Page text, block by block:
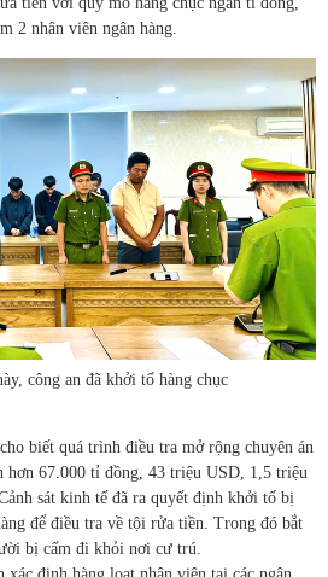
2 nhân viên ngân hàng.
công an đã khởi tố hàng chục
biết quá trình điều tra mở rộng chuyên án
hơn 67.000 tỉ đồng, 43 triệu USD, 1,5 triệu
sát kinh tế đã ra quyết định khởi tố bị
để điều tra về tội rửa tiền. Trong đó bắt
bị cấm đi khỏi nơi cư trú.